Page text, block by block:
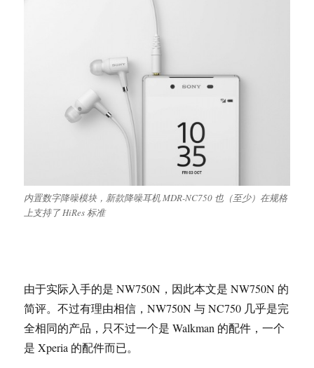
内置数字降噪模块，新款降噪耳机 MDR-NC750 也（至少）在规格
上支持了 HiRes 标准
由于实际入手的是 NW750N，因此本文是 NW750N 的
简评。不过有理由相信，NW750N 与 NC750 几乎是完
全相同的产品，只不过一个是 Walkman 的配件，一个
是 Xperia 的配件而已。